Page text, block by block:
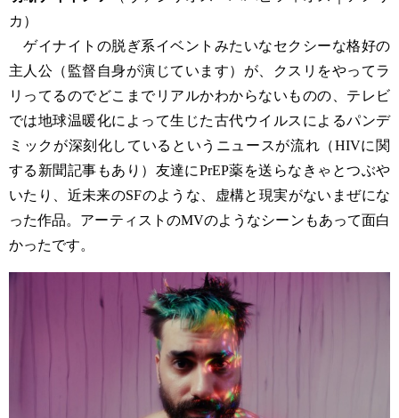
カ）
ゲイナイトの脱ぎ系イベントみたいなセクシーな格好の
主人公（監督自身が演じています）が、クスリをやってラ
リってるのでどこまでリアルかわからないものの、テレビ
では地球温暖化によって生じた古代ウイルスによるパンデ
ミックが深刻化しているというニュースが流れ（HIVに関
する新聞記事もあり）友達にPrEP薬を送らなきゃとつぶや
いたり、近未来のSFのような、虚構と現実がないまぜにな
った作品。アーティストのMVのようなシーンもあって面白
かったです。